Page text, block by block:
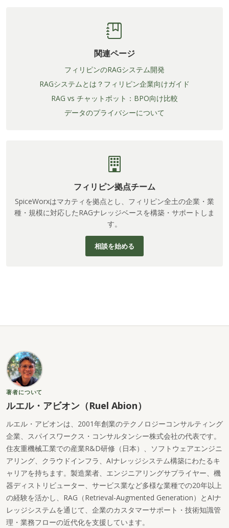
関連ページ
フィリピンのRAGシステム開発
RAGシステムとは？フィリピン企業向けガイド
RAG vs チャットボット：BPO向け比較
データのプライバシーについて
フィリピン拠点チーム
SpiceWorxはマカティを拠点とし、フィリピン全土の企業・業
種・規模に対応したRAGナレッジベースを構築・サポートしま
す。
相談を始める
著者について
ルエル・アビオン（Ruel Abion）
ルエル・アビオンは、2001年創業のテクノロジーコンサルティング
企業、スパイスワークス・コンサルタンシー株式会社の代表です。
住友重機械工業での産業R&D研修（日本）、ソフトウェアエンジニ
アリング、クラウドインフラ、AIナレッジシステム構築にわたるキ
ャリアを持ちます。製造業者、エンジニアリングサプライヤー、機
器ディストリビューター、サービス業など多様な業種での20年以上
の経験を活かし、RAG（Retrieval-Augmented Generation）とAIナ
レッジシステムを通じて、企業のカスタマーサポート・技術知識管
理・業務フローの近代化を支援しています。